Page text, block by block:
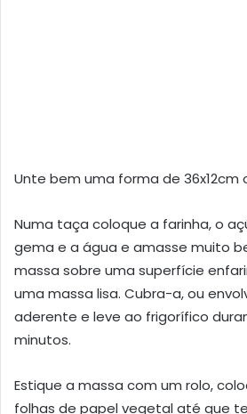
Unte bem uma forma de 36x12cm
Numa taça coloque a farinha, o
gema e a água e amasse muito
massa sobre uma superfície
uma massa lisa. Cubra-a, ou
aderente e leve ao frigorífico
minutos.
Estique a massa com um rolo,
folhas de papel vegetal até que